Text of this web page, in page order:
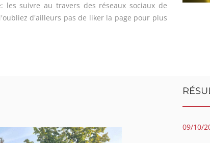
les suivre au travers des réseaux sociaux de
d'ailleurs pas de liker la page pour plus
09/10/